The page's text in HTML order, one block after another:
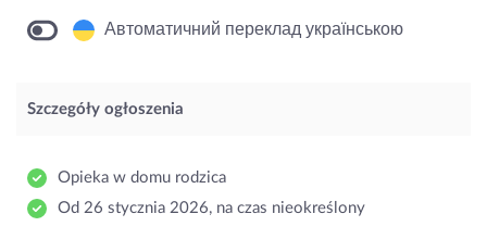
Автоматичний переклад українською
Szczegóły ogłoszenia
Opieka w domu rodzica
Od 26 stycznia 2026, na czas nieokreślony